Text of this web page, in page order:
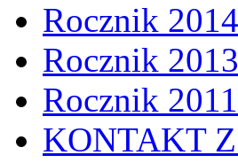
Rocznik
Rocznik
Rocznik
KONTAKT